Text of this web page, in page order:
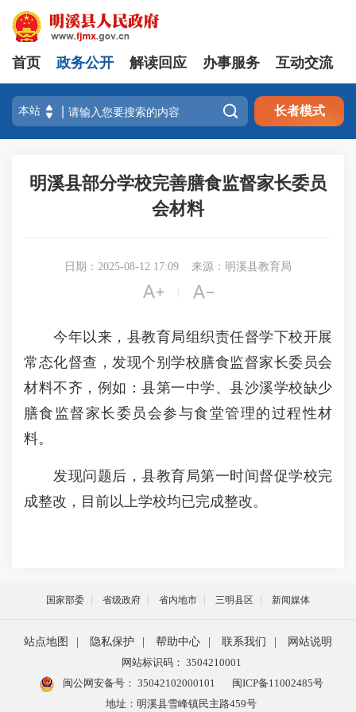
首页 政务公开 解读回应 办事服务 互动交流
 长者模式
明溪县部分学校完善膳食监督家长委员
会材料
日期：2025-08-12 17:09 来源：明溪县教育局
 
今年以来，县教育局组织责任督学下校开展
常态化督查，发现个别学校膳食监督家长委员会
材料不齐，例如：县第一中学、县沙溪学校缺少
膳食监督家长委员会参与食堂管理的过程性材
料。
发现问题后，县教育局第一时间督促学校完
成整改，目前以上学校均已完成整改。
国家部委 省级政府 省内地市 三明县区 新闻媒体
站点地图 隐私保护 帮助中心 联系我们
网站说明
网站标识码： 3504210001
闽公网安备号： 35042102000101
闽ICP备11002485号
地址：明溪县雪峰镇民主路459号